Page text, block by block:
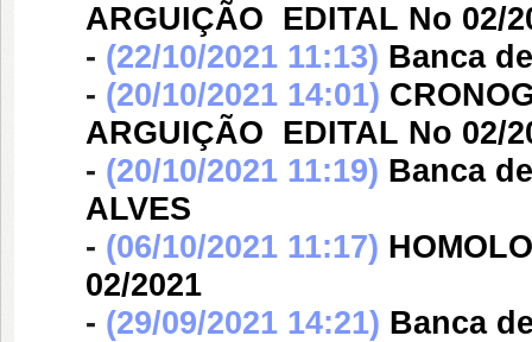
ARGUIÇÃO  EDITAL No 02/
- (22/10/2021 11:13) Banca
- (20/10/2021 14:01)
ARGUIÇÃO  EDITAL No 02/
- (20/10/2021 11:19) Banca
ALVES
- (06/10/2021 11:17)
02/2021
- (29/09/2021 14:21) Banca